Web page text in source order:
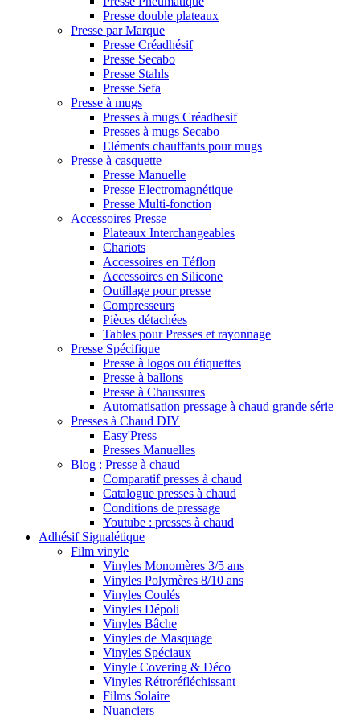
Presse double plateaux
Presse par Marque
Presse Créadhésif
Presse Secabo
Presse Stahls
Presse Sefa
Presse à mugs
Presses à mugs Créadhesif
Presses à mugs Secabo
Eléments chauffants pour mugs
Presse à casquette
Presse Manuelle
Presse Electromagnétique
Presse Multi-fonction
Accessoires Presse
Plateaux Interchangeables
Chariots
Accessoires en Téflon
Accessoires en Silicone
Outillage pour presse
Compresseurs
Pièces détachées
Tables pour Presses et rayonnage
Presse Spécifique
Presse à logos ou étiquettes
Presse à ballons
Presse à Chaussures
Automatisation pressage à chaud grande série
Presses à Chaud DIY
Easy'Press
Presses Manuelles
Blog : Presse à chaud
Comparatif presses à chaud
Catalogue presses à chaud
Conditions de pressage
Youtube : presses à chaud
Adhésif Signalétique
Film vinyle
Vinyles Monomères 3/5 ans
Vinyles Polymères 8/10 ans
Vinyles Coulés
Vinyles Dépoli
Vinyles Bâche
Vinyles de Masquage
Vinyles Spéciaux
Vinyle Covering & Déco
Vinyles Rétroréfléchissant
Films Solaire
Nuanciers